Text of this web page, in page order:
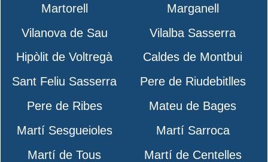
Martorell
Marganell
Vilanova de Sau
Vilalba Sasserra
Hipòlit de Voltregà
Caldes de Montbui
Sant Feliu Sasserra
Pere de Riudebitlles
Pere de Ribes
Mateu de Bages
Martí Sesgueioles
Martí Sarroca
Martí de Tous
Martí de Centelles